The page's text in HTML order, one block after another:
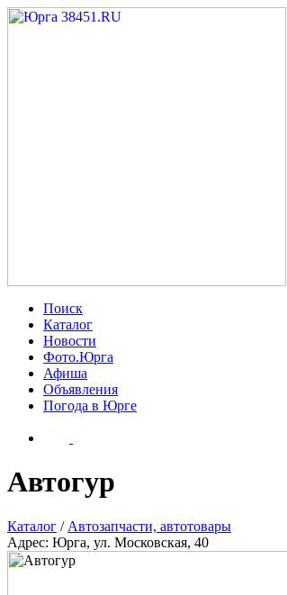
Поиск
Каталог
Новости
Фото.Юрга
Афиша
Объявления
Погода в Юрге
Автогур
Каталог / Автозапчасти, автотовары
Адрес: Юрга, ул. Московская, 40